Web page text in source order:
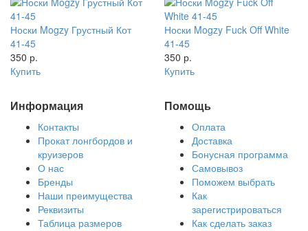
Носки Mogzy Грустный Кот
41-45
350 р.
Купить
Носки Mogzy Fuck Off White
41-45
350 р.
Купить
Информация
Контакты
Прокат лонгбордов и
круизеров
О нас
Бренды
Наши преимущества
Реквизиты
Таблица размеров
Помощь
Оплата
Доставка
Бонусная программа
Самовывоз
Поможем выбрать
Как
зарегистрироваться
Как сделать заказ